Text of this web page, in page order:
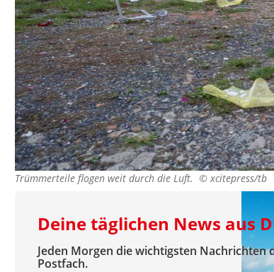
Trümmerteile flogen weit durch die Luft. © xcitepress/tb
Deine täglichen News aus
Jeden Morgen die wichtigsten Nachrichten
Postfach.